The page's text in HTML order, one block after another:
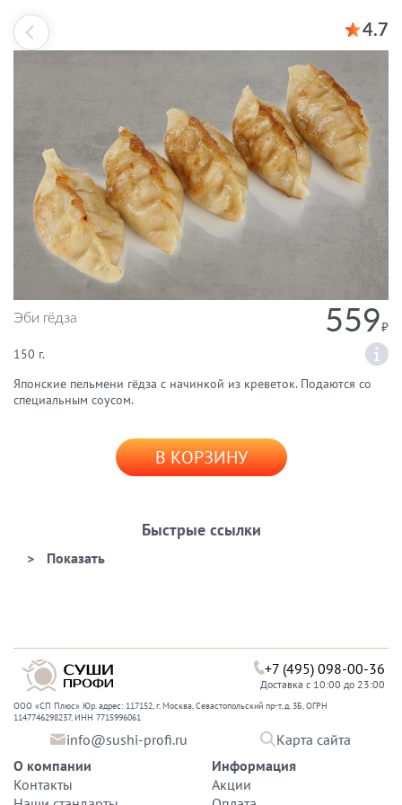
4.7
Эби гёдза 559
150 г.
Японские пельмени гёдза с начинкой из креветок. Подаются со
специальным соусом.
В КОРЗИНУ
Быстрые ссылки
+7 (495) 098-00-36
Доставка с 10:00 до 23:00
ООО «СП Плюс» Юр. адрес: 117152, г. Москва, Севастопольский пр-т, д. 3Б, ОГРН
1147746298237, ИНН 7715996061
info@sushi-profi.ru
Карта сайта
О компании
Контакты
Информация
Акции